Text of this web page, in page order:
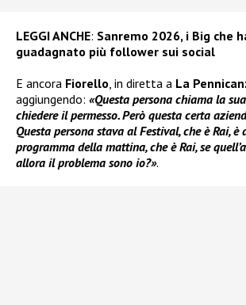
LEGGI ANCHE: Sanremo 2026, i Big che
guadagnato più follower sui social
E ancora Fiorello , in diretta a La
aggiungendo: «Questa persona chiama la
chiedere il permesso. Però questa certa
Questa persona stava al Festival, che è Rai, è
programma della mattina, che è Rai, se
allora il problema sono io?».